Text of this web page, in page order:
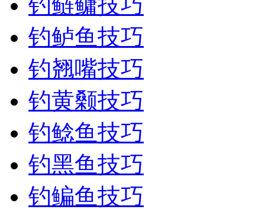
钓鲢鳙技巧
钓鲈鱼技巧
钓翘嘴技巧
钓黄颡技巧
钓鲶鱼技巧
钓黑鱼技巧
钓鳊鱼技巧